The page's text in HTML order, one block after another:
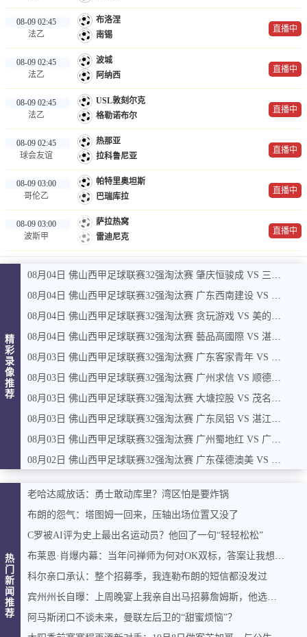
08-09 02:45
法乙
布洛涅
南锡
直播中
08-09 02:45
法乙
波城
阿纳西
直播中
08-09 02:45
法乙
USL敦刻尔克
格勒诺布尔
直播中
08-09 02:45
球会友谊
热那亚
拉科鲁尼亚
直播中
08-09 03:00
哥伦乙
帕特里奥坦斯
巴瑞库拉
直播中
08-09 03:00
波斯甲
萨拉热窝
雷迪尼克
直播中
精
彩
录
像
推
荐
08月04日 佛山西甲足球联赛32强淘汰赛 肇庆恒骏成 VS 三七互娱 全场录像
08月04日 佛山西甲足球联赛32强淘汰赛 广东西南建设 VS 香港圣徒 全场录像
08月04日 佛山西甲足球联赛32强淘汰赛 贪玩游戏 VS 美的薪火 全场录像
08月04日 佛山西甲足球联赛32强淘汰赛 藝品高國際 VS 湛江狂狼·粵辉能源 全场录像
08月03日 佛山西甲足球联赛32强淘汰赛 广东客家青年 VS 广州英华思力U17 全场录像
08月03日 佛山西甲足球联赛32强淘汰赛 广州求信 VS 顺德新青年 全场录像
08月03日 佛山西甲足球联赛32强淘汰赛 大塘控股 VS 茂名市点都得 全场录像
08月03日 佛山西甲足球联赛32强淘汰赛 广东凤铝 VS 湛江八部科技 全场录像
08月03日 佛山西甲足球联赛32强淘汰赛 广州蜀地红 VS 广州戴拿模 全场录像
08月02日 佛山西甲足球联赛32强淘汰赛 广东葆德澳美 VS 白坭兴龙 全场录像
热
门
新
闻
推
荐
老哈达威放话：勇士敢动库里？湾区怕是要炸锅
布朗的怨气：塔图姆一回来，压轴出场位置又没了
C罗被AI评为史上最出名运动员？他回了一句“轻轻松松”
布莱恩·肖爆内幕：当年问禅师为何对OK双标，答案让我想起训狗那套
科尔亲口承认：整个招募季，我连勒布朗的短信都没发过
宾州州长自曝：上周晚宴上我亲自出马招募詹姆斯，他选了费城，我挺高兴
阿马斯闭口不谈未来，曼联左后卫的“甜蜜烦恼”？